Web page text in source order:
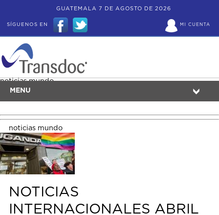
GUATEMALA 7 DE AGOSTO DE 2026
MI CUENTA
SÍGUENOS EN
MENU
noticias mundo
noticias mundo
NOTICIAS
INTERNACIONALES ABRIL